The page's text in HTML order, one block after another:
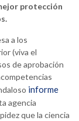
protección
a los
(viva el
de aprobación
informe
agencia
que la ciencia